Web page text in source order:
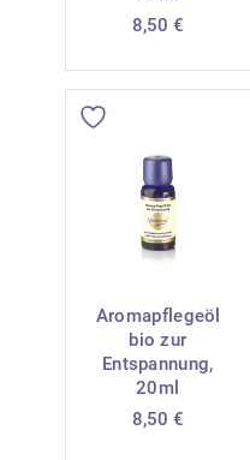
8,50 €
Aromapflegeöl
bio zur
Entspannung,
20ml
8,50 €